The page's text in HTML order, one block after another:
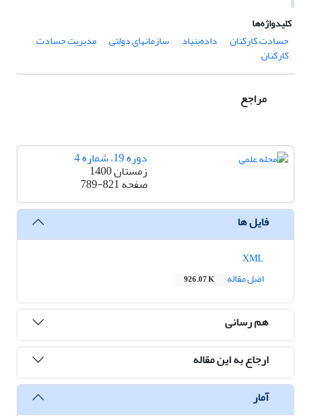
کلیدواژه‌ها
حسادت کارکنان
داده‌بنیاد سازمان‏های دولتی مدیریت حسادت
کارکنان
مراجع
دوره 19، شماره 4
زمستان 1400
صفحه789-821
فایل ها
اصل مقاله
926.07 K
هم رسانی
ارجاع به این مقاله
آمار